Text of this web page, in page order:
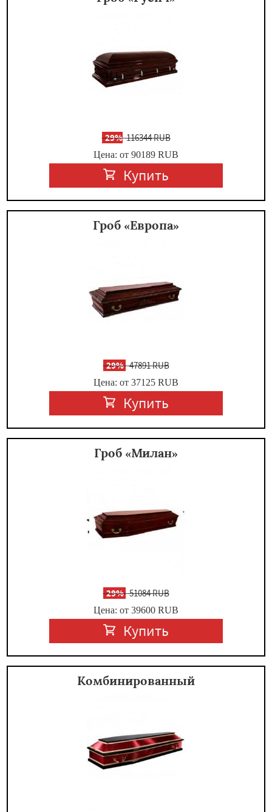
-29%116344 RUB
Цена: от 90189 RUB
Купить
Гроб «Европа»
-29%47891 RUB
Цена: от 37125 RUB
Купить
Гроб «Милан»
-29%51084 RUB
Цена: от 39600 RUB
Купить
Комбинированный